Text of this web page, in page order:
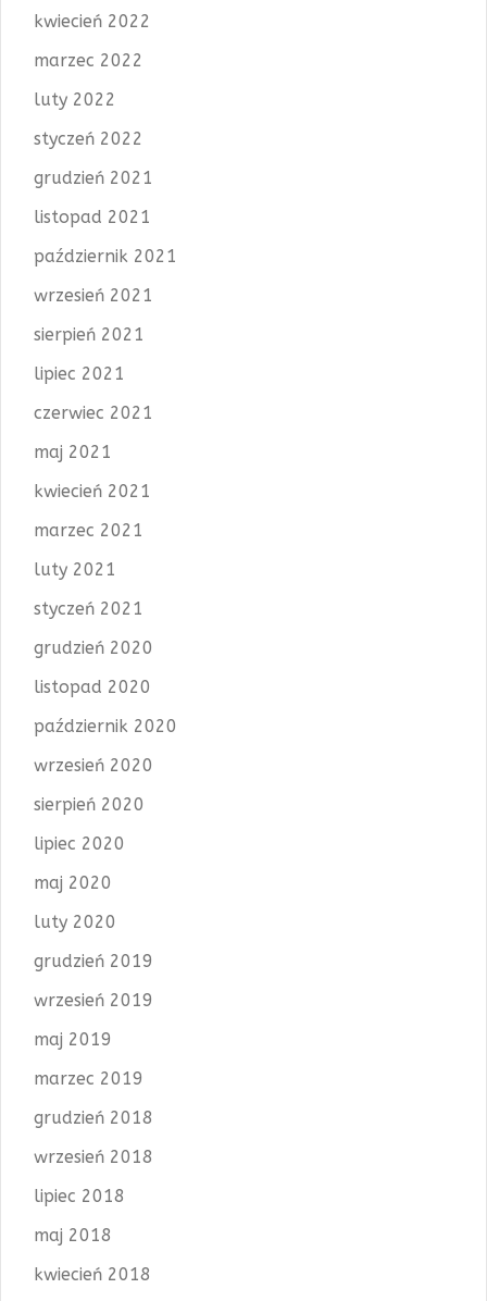
kwiecień 2022
marzec 2022
luty 2022
styczeń 2022
grudzień 2021
listopad 2021
październik 2021
wrzesień 2021
sierpień 2021
lipiec 2021
czerwiec 2021
maj 2021
kwiecień 2021
marzec 2021
luty 2021
styczeń 2021
grudzień 2020
listopad 2020
październik 2020
wrzesień 2020
sierpień 2020
lipiec 2020
maj 2020
luty 2020
grudzień 2019
wrzesień 2019
maj 2019
marzec 2019
grudzień 2018
wrzesień 2018
lipiec 2018
maj 2018
kwiecień 2018